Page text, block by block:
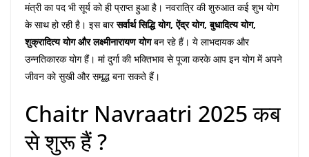
मंत्री का पद भी सूर्य को ही प्राप्त हुआ है। नवरात्रि की शुरुआत कई शुभ योग
के साथ हो रही है। इस बारसर्वार्थ सिद्धि योग, ऐंद्र योग, बुधादित्य योग,
शुक्रादित्य योग और लक्ष्मीनारायण योगबन रहे हैं। ये लाभदायक और
उन्नतिकारक योग हैं। मां दुर्गा की भक्तिभाव से पूजा करके आप इन योग में अपने
जीवन को सुखी और समृ्द्ध बना सकते हैं।
Chaitr Navraatri 2025 कब
से शुरू हैं ?